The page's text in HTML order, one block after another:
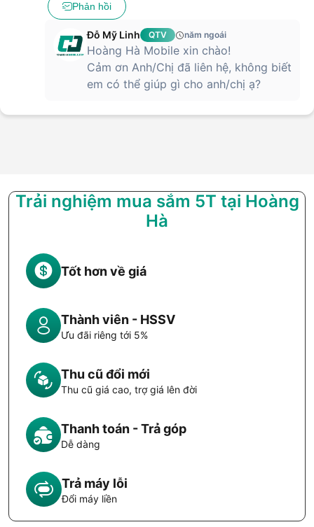
Phản hồi
Đỗ Mỹ Linh QTV năm ngoái
Hoàng Hà Mobile xin chào!
Cảm ơn Anh/Chị đã liên hệ, không biết
em có thể giúp gì cho anh/chị ạ?
Trải nghiệm mua sắm 5T tại Hoàng
Hà
Tốt hơn về giá
Thành viên - HSSV
Ưu đãi riêng tới 5%
Thu cũ đổi mới
Thu cũ giá cao, trợ giá lên đời
Thanh toán - Trả góp
Dễ dàng
Trả máy lỗi
Đổi máy liền